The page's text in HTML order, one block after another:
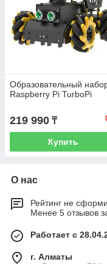
Образовательный
Raspberry Pi TurboPi
219 990 ₸
Купить
О нас
Рейтинг не
Менее 5 отзывов
Работает с
г. Алматы